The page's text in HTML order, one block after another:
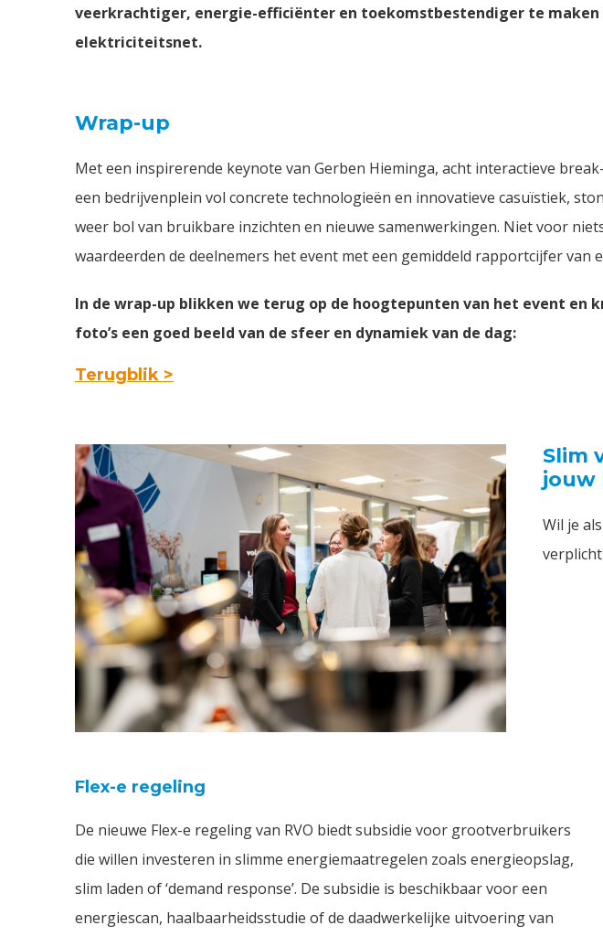
veerkrachtiger, energie-efficiënter en toekomstbestendiger te maken
elektriciteitsnet.
Wrap-up
Met een inspirerende keynote van Gerben Hieminga, acht interactieve
een bedrijvenplein vol concrete technologieën en innovatieve casuïstiek,
weer bol van bruikbare inzichten en nieuwe samenwerkingen. Niet voor
waardeerden de deelnemers het event met een gemiddeld rapportcijfer van
In de wrap-up blikken we terug op de hoogtepunten van het event en
foto’s een goed beeld van de sfeer en dynamiek van de dag:
Terugblik >
Slim
jouw
Wil je
Flex-e regeling
De nieuwe Flex-e regeling van RVO biedt subsidie voor grootverbruikers
die willen investeren in slimme energiemaatregelen zoals energieopslag,
slim laden of ‘demand response’. De subsidie is beschikbaar voor een
energiescan, haalbaarheidsstudie of de daadwerkelijke uitvoering van